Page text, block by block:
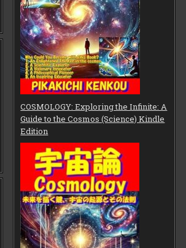
COSMOLOGY: Exploring the Infinite: A
Guide to the Cosmos (Science) Kindle
Edition